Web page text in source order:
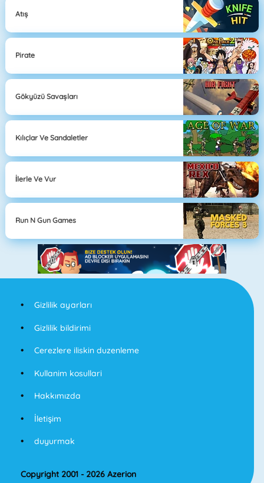
Atış
Pirate
Gökyüzü Savaşları
Kılıçlar Ve Sandaletler
İlerle Ve Vur
Run N Gun Games
Gizlilik ayarları
Gizlilik bildirimi
Cerezlere iliskin duzenleme
Kullanim kosullari
Hakkımızda
İletişim
duyurmak
Copyright 2001 - 2026 Azerion